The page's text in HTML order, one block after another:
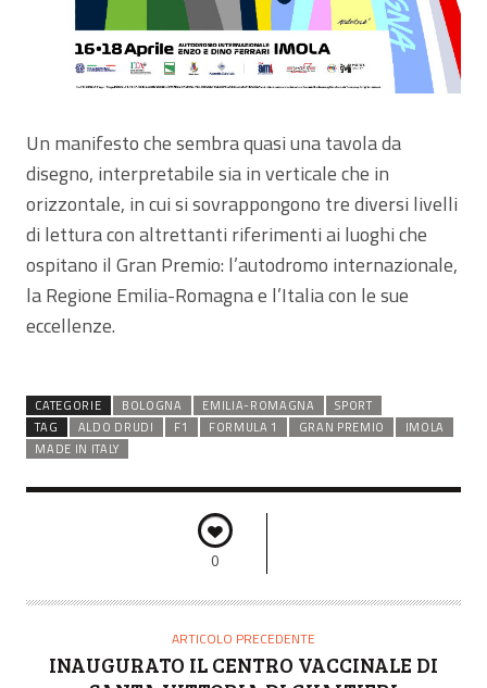
Un manifesto che sembra quasi una tavola da
disegno, interpretabile sia in verticale che in
orizzontale, in cui si sovrappongono tre diversi livelli
di lettura con altrettanti riferimenti ai luoghi che
ospitano il Gran Premio: l’autodromo internazionale,
la Regione Emilia-Romagna e l’Italia con le sue
eccellenze.
CATEGORIE BOLOGNA EMILIA-ROMAGNA
SPORT
TAG
ALDO DRUDI F1 FORMULA 1 GRAN PREMIO
IMOLA
MADE IN ITALY
0
ARTICOLO PRECEDENTE
INAUGURATO IL CENTRO VACCINALE DI